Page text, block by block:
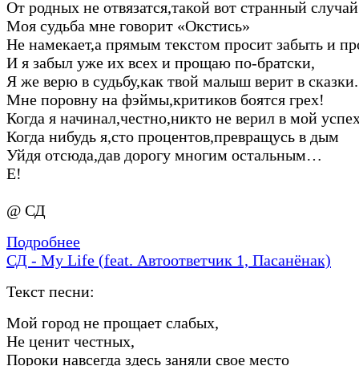
От родных не отвязатся,такой вот странный
Моя судьба мне говорит «Окстись»
Не намекает,а прямым текстом просит забыть и
И я забыл уже их всех и прощаю по-братски,
Я же верю в судьбу,как твой малыш верит в сказки.
Мне поровну на фэймы,критиков боятся грех!
Когда я начинал,честно,никто не верил в мой
Когда нибудь я,сто процентов,превращусь в дым
Уйдя отсюда,дав дорогу многим остальным…
Е!
@ СД
Подробнее
СД - My Life (feat. Автоответчик 1, Пасанёнак)
Текст песни:
Мой город не прощает слабых,
Не ценит честных,
Пороки навсегда здесь заняли свое место